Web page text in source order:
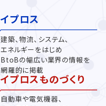
イプロス
建築、物流、システム、
エネルギーをはじめ
BtoBの幅広い業界の情報を
網羅的に掲載
イプロスものづくり
自動車や電気機器、